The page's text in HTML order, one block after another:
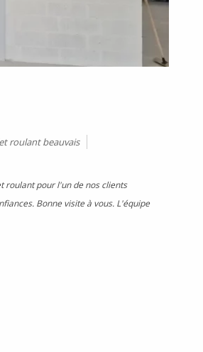
roulant beauvais
roulant pour l'un de nos clients
Bonne visite à vous. L'équipe